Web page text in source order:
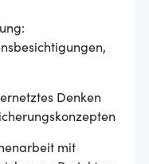
Denken
mit